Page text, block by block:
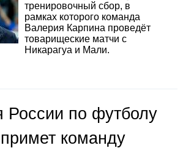
тренировочный сбор, в
рамках которого команда
Валерия Карпина проведёт
товарищеские матчи с
Никарагуа и Мали.
России по футболу
команду